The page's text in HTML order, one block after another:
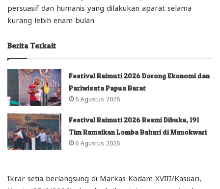
persuasif dan humanis yang dilakukan aparat selama
kurang lebih enam bulan.
Berita Terkait
Festival Raimuti 2026 Dorong Ekonomi dan
Pariwisata Papua Barat
6 Agustus 2026
Festival Raimuti 2026 Resmi Dibuka, 191
Tim Ramaikan Lomba Bahari di Manokwari
6 Agustus 2026
Ikrar setia berlangsung di Markas Kodam XVIII/Kasuari,